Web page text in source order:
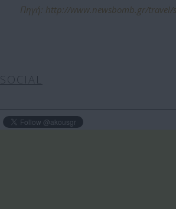
Πηγή: http://www.newsbomb.gr/travel/
SOCIAL